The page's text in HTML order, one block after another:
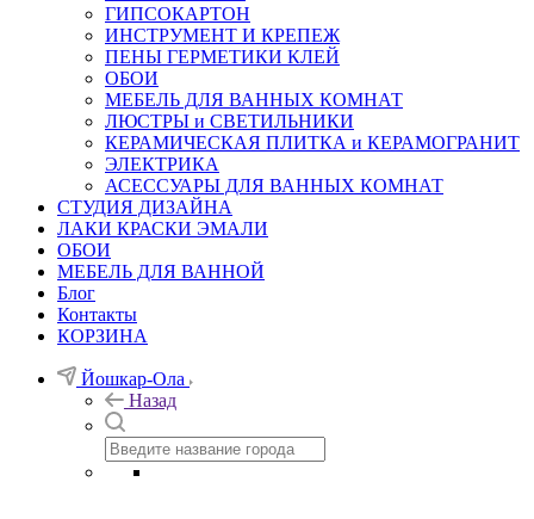
ГИПСОКАРТОН
ИНСТРУМЕНТ И КРЕПЕЖ
ПЕНЫ ГЕРМЕТИКИ КЛЕЙ
ОБОИ
МЕБЕЛЬ ДЛЯ ВАННЫХ КОМНАТ
ЛЮСТРЫ и СВЕТИЛЬНИКИ
КЕРАМИЧЕСКАЯ ПЛИТКА и КЕРАМОГРАНИТ
ЭЛЕКТРИКА
АСЕССУАРЫ ДЛЯ ВАННЫХ КОМНАТ
СТУДИЯ ДИЗАЙНА
ЛАКИ КРАСКИ ЭМАЛИ
ОБОИ
МЕБЕЛЬ ДЛЯ ВАННОЙ
Блог
Контакты
КОРЗИНА
Йошкар-Ола
Назад